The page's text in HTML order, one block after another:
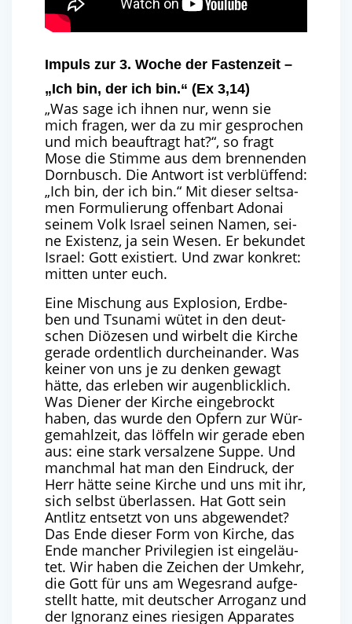
Impuls zur 3. Woche der Fastenzeit –
„Ich bin, der ich bin.“ (Ex 3,14)
„Was sage ich ihnen nur, wenn sie
mich fra­gen, wer da zu mir gespro­chen
und mich beauf­tragt hat?“, so fragt
Mose die Stim­me aus dem bren­nen­den
Dorn­busch. Die Ant­wort ist ver­blüf­fend:
„Ich bin, der ich bin.“ Mit die­ser selt­sa­
men For­mu­lie­rung offen­bart Adonai
sei­nem Volk Isra­el sei­nen Namen, sei­
ne Exis­tenz, ja sein Wesen. Er bekun­det
Isra­el: Gott exis­tiert. Und zwar kon­kret:
mit­ten unter euch.
Eine Mischung aus Explo­si­on, Erd­be­
ben und Tsu­na­mi wütet in den deut­
schen Diö­ze­sen und wir­belt die Kir­che
gera­de ordent­lich durch­ein­an­der. Was
kei­ner von uns je zu den­ken gewagt
hät­te, das erle­ben wir augen­blick­lich.
Was Die­ner der Kir­che ein­ge­brockt
haben, das wur­de den Opfern zur Wür­
ge­mahl­zeit, das löf­feln wir gera­de eben
aus: eine stark ver­sal­ze­ne Sup­pe. Und
manch­mal hat man den Ein­druck, der
Herr hät­te sei­ne Kir­che und uns mit ihr,
sich selbst über­las­sen. Hat Gott sein
Ant­litz ent­setzt von uns abge­wen­det?
Das Ende die­ser Form von Kir­che, das
Ende man­cher Pri­vi­le­gi­en ist ein­ge­läu­
tet. Wir haben die Zei­chen der Umkehr,
die Gott für uns am Weges­rand auf­ge­
stellt hat­te, mit deut­scher Arro­ganz und
der Igno­ranz eines rie­si­gen Appa­ra­tes